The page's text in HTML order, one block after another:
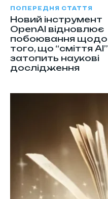
ПОПЕРЕДНЯ СТАТТЯ
Новий інструмент
OpenAI відновлює
побоювання щодо
того, що “сміття АІ”
затопить наукові
дослідження